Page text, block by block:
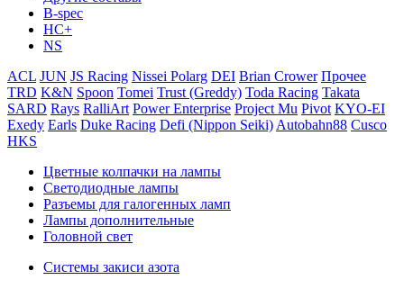
B-spec
HC+
NS
ACL JUN JS Racing Nissei Polarg DEI Brian Crower Прочее
TRD K&N Spoon Tomei Trust (Greddy) Toda Racing Takata
SARD Rays RalliArt Power Enterprise Project Mu Pivot KYO-EI
Exedy Earls Duke Racing Defi (Nippon Seiki) Autobahn88 Cusco
HKS
Цветные колпачки на лампы
Светодиодные лампы
Разъемы для галогенных ламп
Лампы дополнительные
Головной свет
Системы закиси азота